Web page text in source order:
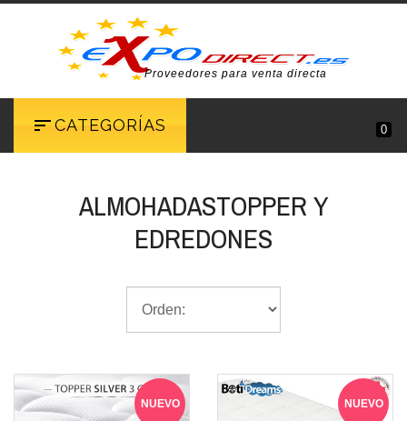
Proveedores para venta directa
CATEGORÍAS 0
ALMOHADASTOPPER Y
EDREDONES
NUEVO NUEVO